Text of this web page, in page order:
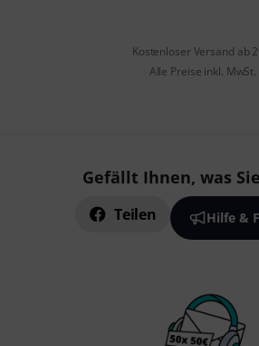
Kostenloser Versand ab
Alle Preise inkl. MwSt.
Gefällt Ihnen, was
Teilen Hilfe &